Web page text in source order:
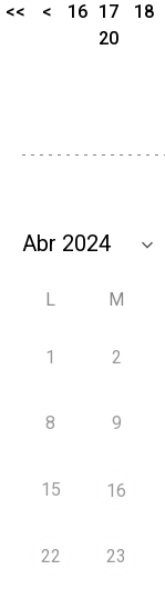
<< < 16 17 18
20
L M
1 2
8 9
15 16
22 23